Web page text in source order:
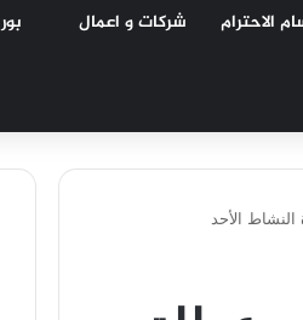
الاحترام شركات و اعمال
الأحد